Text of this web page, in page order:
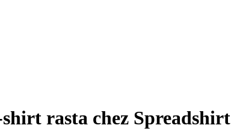
rasta chez Spreadshirt